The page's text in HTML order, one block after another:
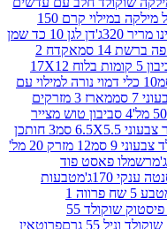
וופל מילקה במילוי קרם 150
דן לגן 10 כד שמן
אקדח 2
סביבון 5 קומות בלוח 17X12
נורה למילוי עם
מארז 3 מזרקים
טוש מצייר
3 חותכן
12 מזרק 20 מל'
פוד
מטבעות
מטבע 5 שח פרווה 1
פרוטאין פרו-חטיף חלבון טבעוני בטעם פיסטוק שוקולד 55
פרוטאין